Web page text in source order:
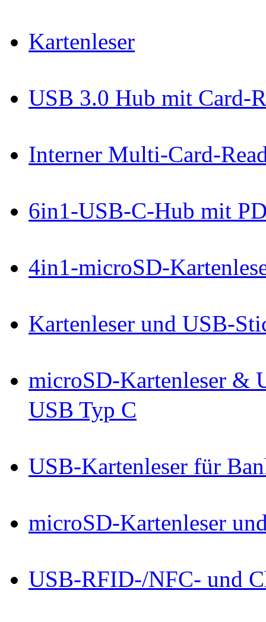
Kartenleser
USB 3.0 Hub mit Card-
Interner Multi-Card-
6in1-USB-C-Hub mit
4in1-microSD-
Kartenleser und USB-
microSD-Kartenleser &
USB Typ C
USB-Kartenleser für
microSD-Kartenleser
USB-RFID-/NFC- und